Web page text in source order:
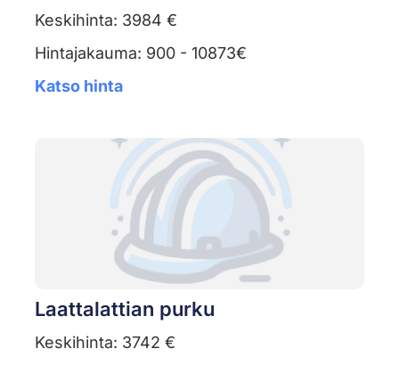
Keskihinta: 3984 €
Hintajakauma: 900 - 10873€
Katso hinta
Laattalattian purku
Keskihinta: 3742 €